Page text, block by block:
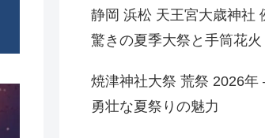
静岡 浜松 天王宮大歳神社
驚きの夏季大祭と手筒花火
焼津神社大祭 荒祭 2026年
勇壮な夏祭りの魅力